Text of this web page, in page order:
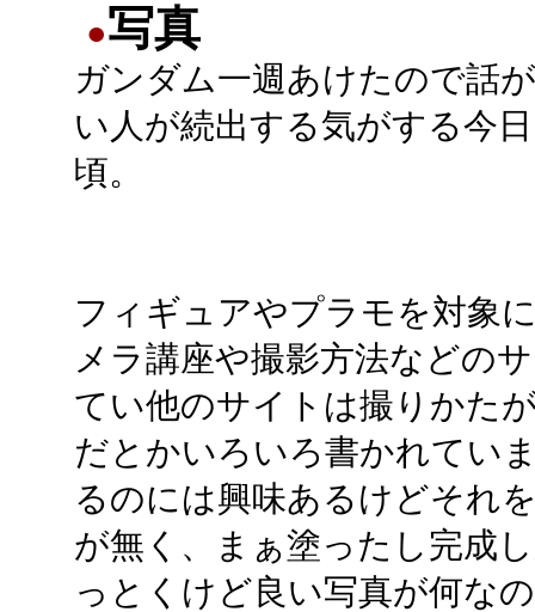
●写真
ガンダム一週あけたので話
い人が続出する気がする今
頃。
フィギュアやプラモを対象
メラ講座や撮影方法などの
てい他のサイトは撮りかた
だとかいろいろ書かれてい
るのには興味あるけどそれ
が無く、まぁ塗ったし完成
っとくけど良い写真が何な